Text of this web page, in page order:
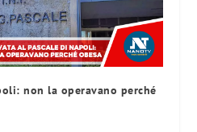
non la operavano perché